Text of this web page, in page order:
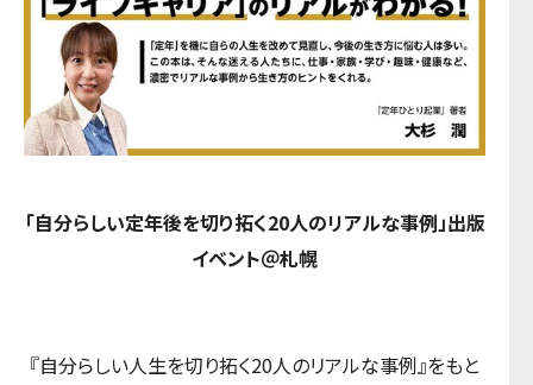
「自分らしい定年後を切り拓く20人のリアルな事例」出版
イベント＠札幌
『自分らしい人生を切り拓く20人のリアルな事例』をもと